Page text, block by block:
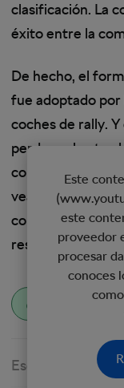
clasificación. La
éxito entre la
De hecho, el
fue adoptado por
coches de rally.
perduran hasta
como el Tour de
veas una
como una forma
responsable.
Este
este
proveedor
procesar
conoces
contrarreloj
Escrito por: